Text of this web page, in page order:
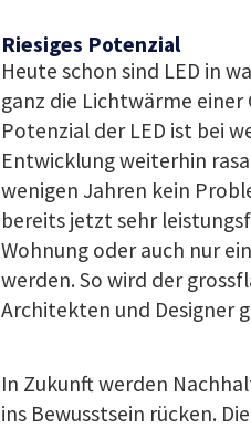
Riesiges Potenzial
Heute schon sind LED in
ganz die Lichtwärme
Potenzial der LED ist bei
Entwicklung weiterhin
wenigen Jahren kein
bereits jetzt sehr
Wohnung oder auch nur
werden. So wird der
Architekten und Designer
In Zukunft werden
ins Bewusstsein rücken.